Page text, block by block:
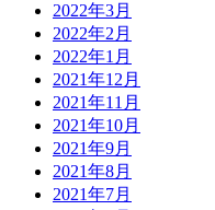
2022年3月
2022年2月
2022年1月
2021年12月
2021年11月
2021年10月
2021年9月
2021年8月
2021年7月